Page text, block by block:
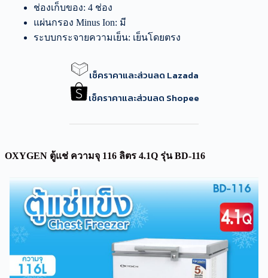
ช่องเก็บของ: 4 ช่อง
แผ่นกรอง Minus Ion: มี
ระบบกระจายความเย็น: เย็นโดยตรง
เช็คราคาและส่วนลด Lazada
เช็คราคาและส่วนลด Shopee
OXYGEN ตู้แช่ ความจุ 116 ลิตร 4.1Q รุ่น BD-116